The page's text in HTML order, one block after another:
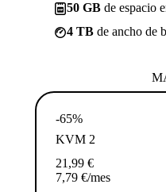
50 GB de espacio
4 TB de ancho de
-65%
KVM 2
21,99 €
7,79 €/mes